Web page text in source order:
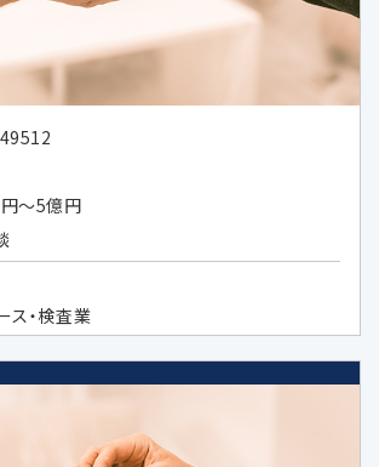
令の規定により個人情報の第三
認められている場合
ある第三者への提供
国に所在する以下の企業が提供す
ビスを利用した広告活動を行って
広告サービスにおける広告効果を
的で、当該企業に対し、お客様の個
式に加工した上、当該加工したデ
～5億円
ス・検査業